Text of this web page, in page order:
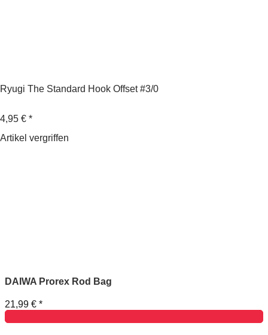
Ryugi The Standard Hook Offset #3/0
4,95 € *
Artikel vergriffen
DAIWA Prorex Rod Bag
21,99 € *